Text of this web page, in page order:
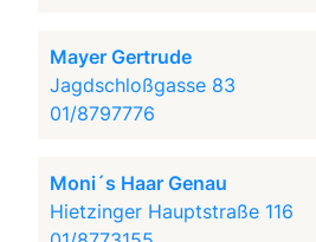
Mayer Gertrude
Jagdschloßgasse 83
01/8797776
Moni´s Haar Genau
Hietzinger Hauptstraße 116